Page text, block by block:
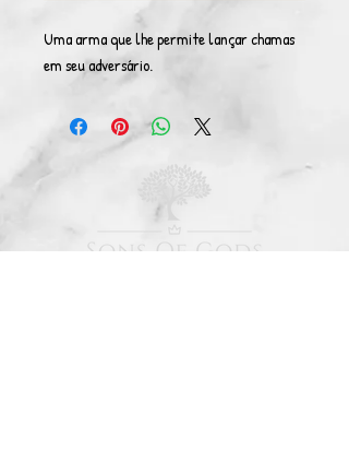
Uma arma que lhe permite lançar chamas
em seu adversário.